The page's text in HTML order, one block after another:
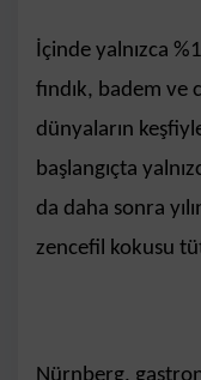
İçinde yalnızca
fındık, badem
dünyaların
başlangıçta
da daha sonra
zencefil kokusu